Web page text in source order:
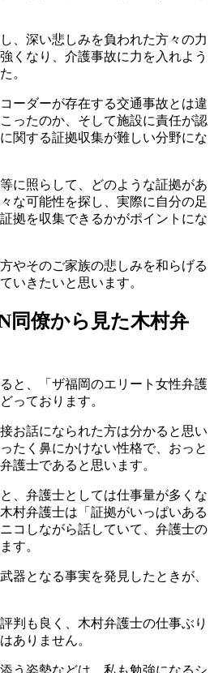
、深い悲しみを負われた方々の力
くなり、介護事故に力を入れよう
。
ーダーが存在する交通事故とは違
ったのか、そして施設に責任が認
関する証拠収集が難しい分野にな
に照らして、どのような証拠があ
な可能性を探し、実際に自分の足
拠を収集できるかがポイントにな
やそのご家族の悲しみを和らげる
いきたいと思います。
同僚から見た木村弁
と、「ザ福岡のエリート女性弁護
っております。
お話になられた方は分かると思い
たく鼻にかけない性格で、おっと
護士であると思います。
、弁護士としては仕事量が多くな
村弁護士は「証拠がいっぱいある
コしながら話していて、弁護士の
す。
器となる事実を発見したときが、
判も良く、木村弁護士の仕事ぶり
ありません。
う姿勢などは、私も勉強になるシ